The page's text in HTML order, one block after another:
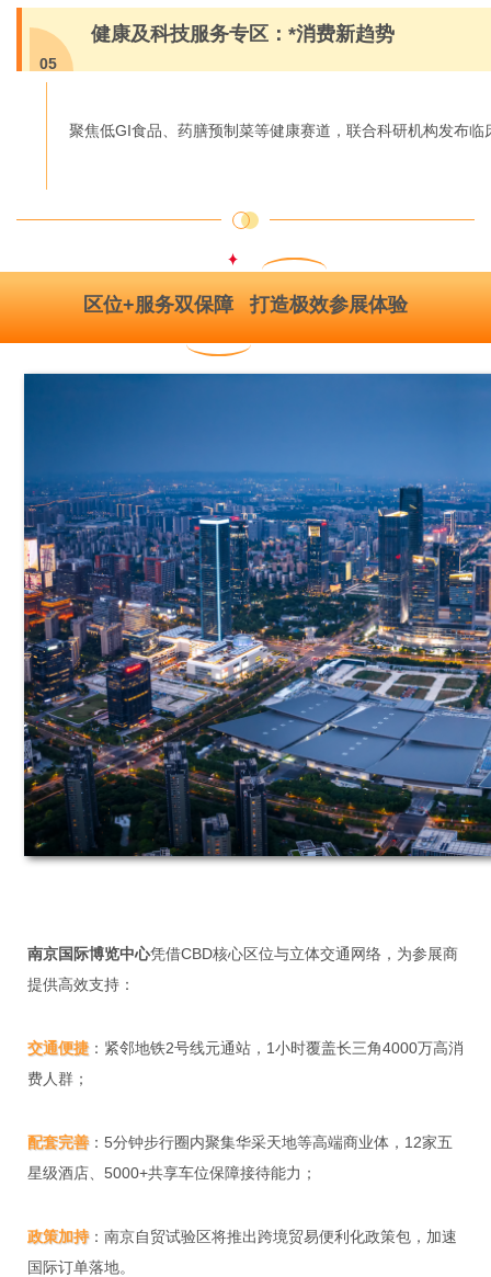
05
健康及科技服务专区：*消费新趋势
聚焦低GI食品、药膳预制菜等健康赛道，联合科研机构发布
区位+服务双保障 打造极效参展体验
南京国际博览中心凭借CBD核心区位与立体交通网络，为参展商
提供高效支持：
交通便捷 ：紧邻地铁2号线元通站，1小时覆盖长三角4000万高消
费人群；
配套完善：5分钟步行圈内聚集华采天地等高端商业体，12家五
星级酒店、5000+共享车位保障接待能力；
政策加持：南京自贸试验区将推出跨境贸易便利化政策包，加速
国际订单落地。